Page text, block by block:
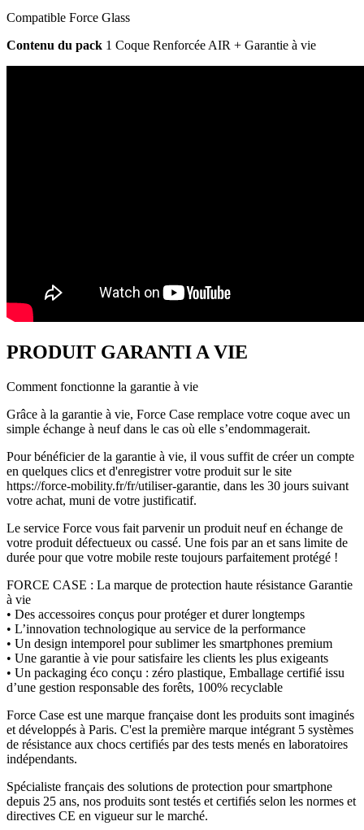
Compatible Force Glass
Contenu du pack 1 Coque Renforcée AIR + Garantie à vie
PRODUIT GARANTI A VIE
Comment fonctionne la garantie à vie
Grâce à la garantie à vie, Force Case remplace votre coque avec un
simple échange à neuf dans le cas où elle s’endommagerait.
Pour bénéficier de la garantie à vie, il vous suffit de créer un compte
en quelques clics et d'enregistrer votre produit sur le site
https://force-mobility.fr/fr/utiliser-garantie, dans les 30 jours suivant
votre achat, muni de votre justificatif.
Le service Force vous fait parvenir un produit neuf en échange de
votre produit défectueux ou cassé. Une fois par an et sans limite de
durée pour que votre mobile reste toujours parfaitement protégé !
FORCE CASE : La marque de protection haute résistance Garantie
à vie
• Des accessoires conçus pour protéger et durer longtemps
• L’innovation technologique au service de la performance
• Un design intemporel pour sublimer les smartphones premium
• Une garantie à vie pour satisfaire les clients les plus exigeants
• Un packaging éco conçu : zéro plastique, Emballage certifié issu
d’une gestion responsable des forêts, 100% recyclable
Force Case est une marque française dont les produits sont imaginés
et développés à Paris. C'est la première marque intégrant 5 systèmes
de résistance aux chocs certifiés par des tests menés en laboratoires
indépendants.
Spécialiste français des solutions de protection pour smartphone
depuis 25 ans, nos produits sont testés et certifiés selon les normes et
directives CE en vigueur sur le marché.